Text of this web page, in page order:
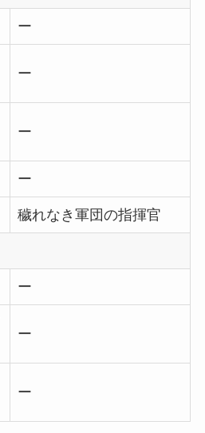
ー
ー
ー
ー
穢れなき軍団の指揮官
ー
ー
ー